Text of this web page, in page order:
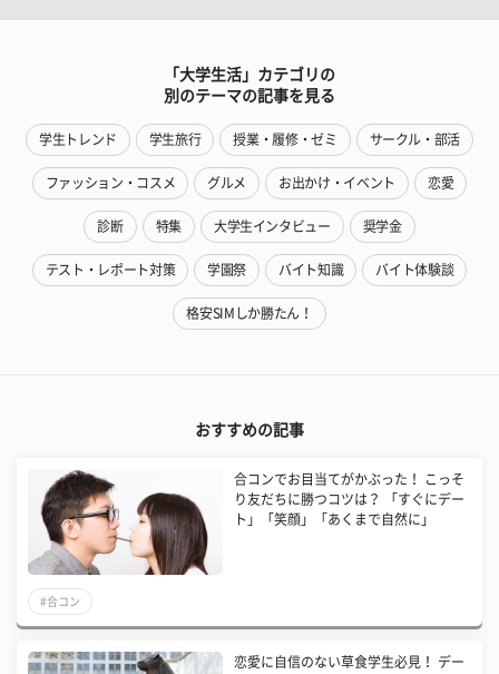
「大学生活」カテゴリの
別のテーマの記事を見る
学生トレンド 学生旅行 授業・履修・ゼミ サークル・部活
ファッション・コスメ グルメ お出かけ・イベント 恋愛
診断 特集 大学生インタビュー 奨学金
テスト・レポート対策 学園祭 バイト知識 バイト体験談
格安SIMしか勝たん！
おすすめの記事
合コンでお目当てがかぶった！ こっそ
り友だちに勝つコツは？ 「すぐにデー
ト」「笑顔」「あくまで自然に」
#合コン
恋愛に自信のない草食学生必見！ デー